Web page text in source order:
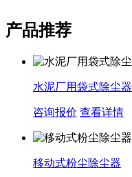
产品推荐
水泥厂用袋式除尘器
咨询报价 查看详情
移动式粉尘除尘器